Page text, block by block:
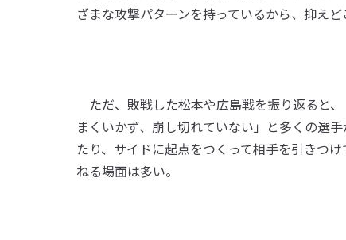
ざまな攻撃パターンを持っているから、抑えど
ただ、敗戦した松本や広島戦を振り返ると
まくいかず、崩し切れていない」と多くの選
たり、サイドに起点をつくって相手を引きつ
ねる場面は多い。